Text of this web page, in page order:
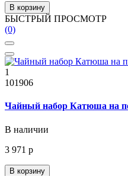
В корзину
БЫСТРЫЙ ПРОСМОТР
(0)
1
101906
Чайный набор Катюша на
В наличии
3 971 р
В корзину